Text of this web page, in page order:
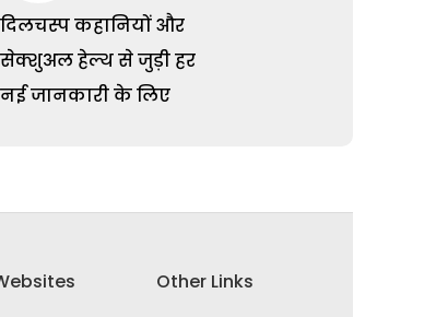
दिलचस्प कहानियों और
सेक्शुअल हेल्थ से जुड़ी हर
नई जानकारी के लिए
Other Links